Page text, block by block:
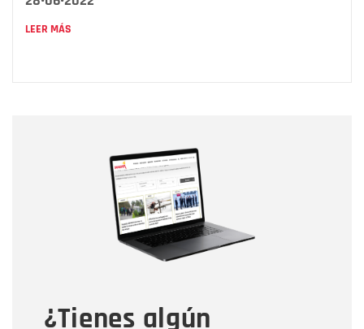
LEER MÁS
¿Tienes algún
Correo electrónico
Tipo de comentario
Mensaje